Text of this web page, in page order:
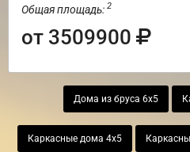
Общая площадь: 2
от 3509900
Дома из бруса 6х5
Каркасные дома 4х5